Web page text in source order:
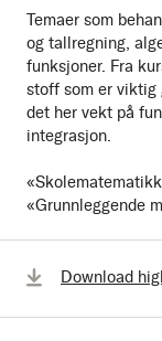
Temaer som
og tallregning,
funksjoner. Fra
stoff som er viktig
det her vekt på
integrasjon.
«Grunnleggende
Download